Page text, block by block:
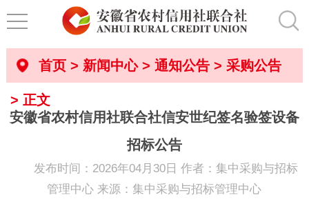
首页> 新闻中心> 通知公告> 采购公告
> 正文
安徽省农村信用社联合社信安世纪签名验签设备
招标公告
发布时间：2026年04月30日 作者：集中采购与招标
管理中心 来源：集中采购与招标管理中心